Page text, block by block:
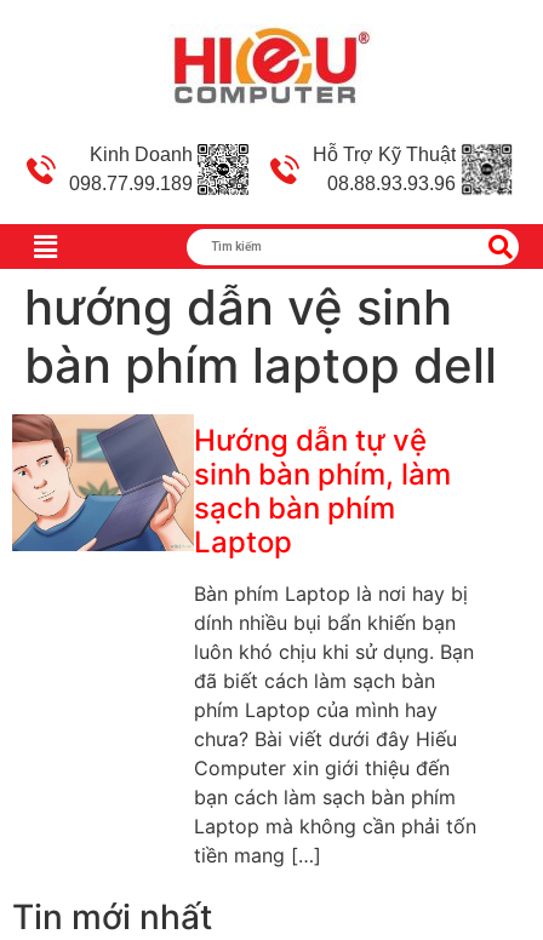
Kinh Doanh
098.77.99.189
Hỗ Trợ Kỹ Thuật
08.88.93.93.96
hướng dẫn vệ sinh
bàn phím laptop dell
Hướng dẫn tự vệ
sinh bàn phím, làm
sạch bàn phím
Laptop
Bàn phím Laptop là nơi hay bị
dính nhiều bụi bẩn khiến bạn
luôn khó chịu khi sử dụng. Bạn
đã biết cách làm sạch bàn
phím Laptop của mình hay
chưa? Bài viết dưới đây Hiếu
Computer xin giới thiệu đến
bạn cách làm sạch bàn phím
Laptop mà không cần phải tốn
tiền mang […]
Tin mới nhất